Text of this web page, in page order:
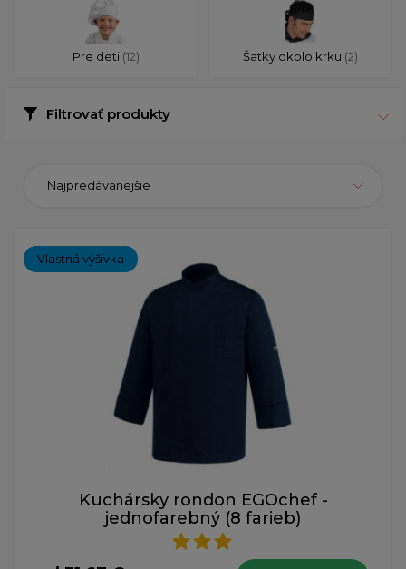
Pre deti (12) Šatky okolo krku (2)
Filtrovať produkty
Najpredávanejšie
Vlastná výšivka
Kuchársky rondon EGOchef -
jednofarebný (8 farieb)